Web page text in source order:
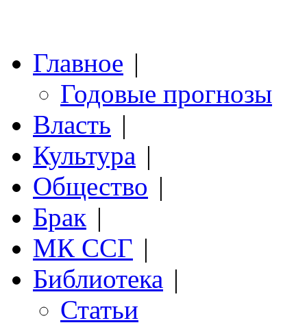
Главное |
Годовые прогнозы
Власть |
Культура |
Общество |
Брак |
МК ССГ |
Библиотека |
Статьи